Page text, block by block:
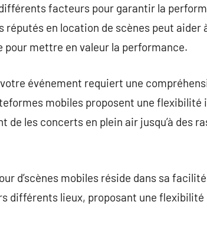
facteurs pour garantir la
réputés en location de scènes peut
mettre en valeur la performance.
événement requiert une
mobiles proposent une
de les concerts en plein air jusqu’à des
d’scènes mobiles réside dans sa
différents lieux, proposant une